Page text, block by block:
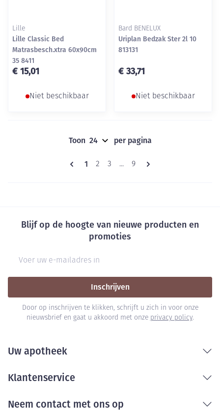
Lille
Lille Classic Bed
Matrasbesch.xtra 60x90cm
35 8411
€ 15,01
Niet beschikbaar
Bard BENELUX
Uriplan Bedzak Ster 2l 10
813131
€ 33,71
Niet beschikbaar
Pagina's
U lees momenteel pagina
1 Pagina
2 Pagina
3 ... Pagina
9
Toon per pagina
Blijf op de hoogte van nieuwe producten en
promoties
Inschrijven
Door op inschrijven te klikken, schrijft u zich in voor onze
nieuwsbrief en gaat u akkoord met onze privacy policy.
Uw apotheek
Klantenservice
Neem contact met ons op